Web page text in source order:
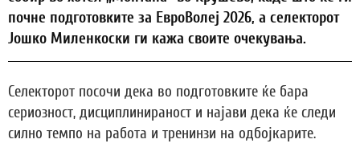
почне подготовките за ЕвроВолеј 2026, а селекторот
Јошко Миленкоски ги кажа своите очекувања.
Селекторот посочи дека во подготовките ќе бара
сериозност, дисциплинираност и најави дека ќе следи
силно темпо на работа и тренинзи на одбојкарите.